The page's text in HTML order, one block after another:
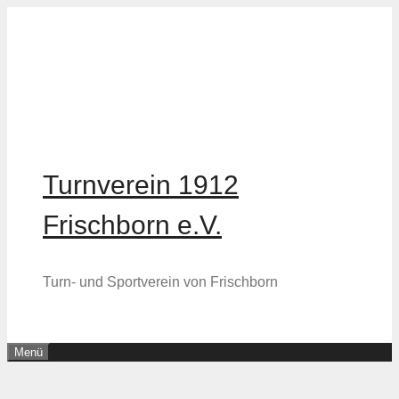
Turnverein 1912
Frischborn e.V.
Turn- und Sportverein von Frischborn
Menü